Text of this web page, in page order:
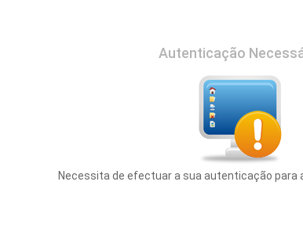
Autenticação
Necessita de efectuar a sua autenticação para